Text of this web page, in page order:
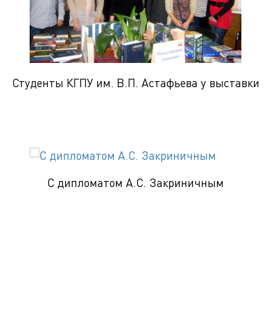
Студенты КГПУ им. В.П. Астафьева у выставки
С дипломатом А.С. Закриничным